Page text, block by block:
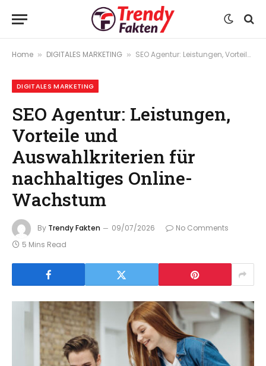
Home » DIGITALES MARKETING » SEO Agentur: Leistungen, Vorteile und Auswahlkriterien für nachhaltiges Online-Wachstum
DIGITALES MARKETING
SEO Agentur: Leistungen,
Vorteile und
Auswahlkriterien für
nachhaltiges Online-
Wachstum
By Trendy Fakten 09/07/2026
No Comments
5 Mins Read